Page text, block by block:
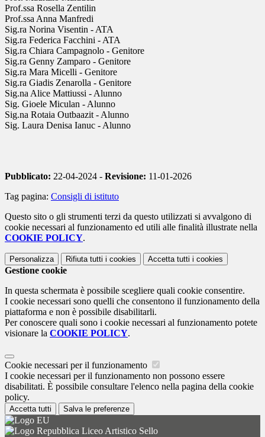
Prof.ssa Rosella Zentilin
Prof.ssa Anna Manfredi
Sig.ra Norina Visentin - ATA
Sig.ra Federica Facchini - ATA
Sig.ra Chiara Campagnolo - Genitore
Sig.ra Genny Zamparo - Genitore
Sig.ra Mara Micelli - Genitore
Sig.ra Giadis Zenarolla - Genitore
Sig.na Alice Mattiussi - Alunno
Sig. Gioele Miculan - Alunno
Sig.na Rotaia Outbaazit - Alunno
Sig. Laura Denisa Ianuc - Alunno
Pubblicato: 22-04-2024 - Revisione: 11-01-2026
Tag pagina: Consigli di istituto
Questo sito o gli strumenti terzi da questo utilizzati si avvalgono di
cookie necessari al funzionamento ed utili alle finalità illustrate nella
COOKIE POLICY.
Personalizza Rifiuta tutti i cookies Accetta tutti i cookies
Gestione cookie
In questa schermata è possibile scegliere quali cookie consentire.
I cookie necessari sono quelli che consentono il funzionamento della
piattaforma e non è possibile disabilitarli.
Per conoscere quali sono i cookie necessari al funzionamento potete
visionare la COOKIE POLICY.
Cookie necessari per il funzionamento
I cookie necessari per il funzionamento non possono essere
disabilitati. È possibile consultare l'elenco nella pagina della cookie
policy.
Accetta tutti Salva le preferenze
Liceo Artistico Sello